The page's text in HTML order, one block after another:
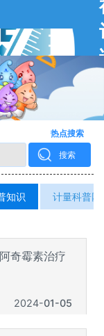
热点搜索
搜索
知识 计量科普网
01-05
2024
奇霉素治疗